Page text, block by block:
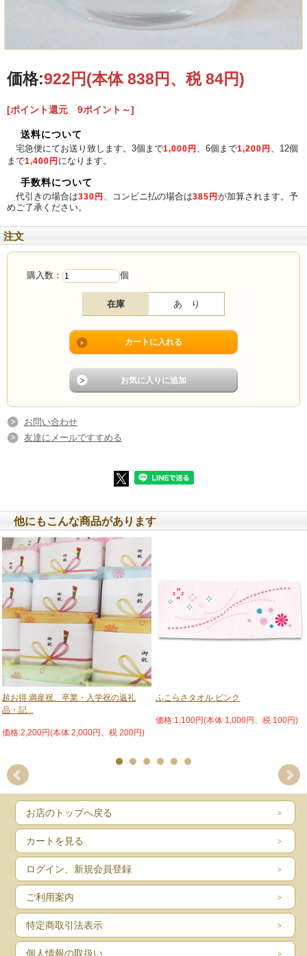
サイズ 約75mm×85mm （口径×高さ）
価格:922円(本体 838円、税 84円)
[ポイント還元 9ポイント～]
送料について
宅急便にてお送り致します。3個まで1,000円 、6個まで1,200円 、12個
まで1,400円 になります。
手数料について
代引きの場合は330円 、コンビニ払の場合は385円 が加算されます。予
めご了承ください。
注文
購入数： 個
在庫 あ り
お問い合わせ
友達にメールですすめる
他にもこんな商品があります
超お得 満産祝、卒業・入学祝の返礼
品・記...
価格:2,200円(本体 2,000円、税 200円)
ふこらさタオル ピンク
価格:1,100円(本体 1,000円、税 100円)
お店のトップへ戻る
カートを見る
ログイン、新規会員登録
ご利用案内
特定商取引法表示
個人情報の取扱い